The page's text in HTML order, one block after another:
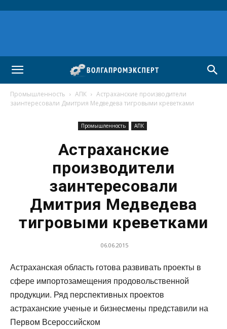
Промышленность АПК
Астраханские производители
заинтересовали Дмитрия Медведева тигровыми креветками
Промышленность АПК
Астраханские
производители
заинтересовали
Дмитрия Медведева
тигровыми креветками
06.06.2015
Астраханская область готова развивать проекты в
сфере импортозамещения продовольственной
продукции. Ряд перспективных проектов
астраханские ученые и бизнесмены представили на
Первом Всероссийском